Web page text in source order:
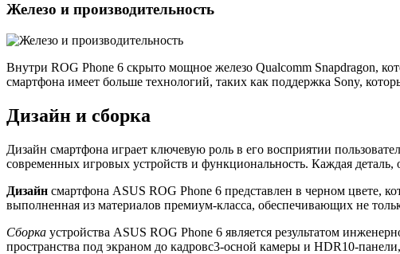
Железо и производительность
Внутри ROG Phone 6 скрыто мощное железо Qualcomm Snapdragon,
смартфона имеет больше технологий, таких как поддержка Sony,
Дизайн и сборка
Дизайн смартфона играет ключевую роль в его восприятии
современных игровых устройств и функциональность. Каждая
Дизайн смартфона ASUS ROG Phone 6 представлен в черном цвете,
выполненная из материалов премиум-класса, обеспечивающих не
Сборка устройства ASUS ROG Phone 6 является результатом
пространства под экраном до кадровс3-осной камеры и HDR10-